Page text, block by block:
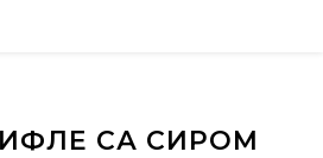
СА СИРОМ